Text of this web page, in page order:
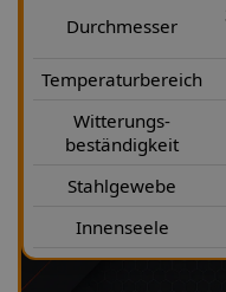
Durchmesser
Temperaturbereich
Witterungs-
beständigkeit
Stahlgewebe
Innenseele